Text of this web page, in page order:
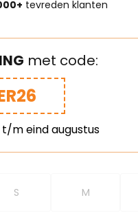
tevreden klanten
met code:
m eind augustus
S M